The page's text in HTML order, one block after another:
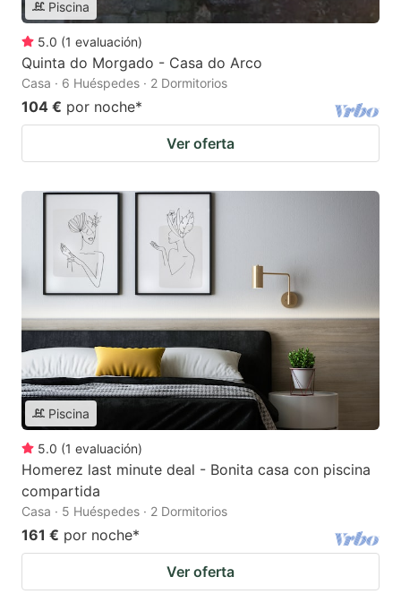
Piscina
5.0 (1 evaluación)
Quinta do Morgado - Casa do Arco
Casa · 6 Huéspedes · 2 Dormitorios
104 € por noche*
Ver oferta
Piscina
5.0 (1 evaluación)
Homerez last minute deal - Bonita casa con piscina
compartida
Casa · 5 Huéspedes · 2 Dormitorios
161 € por noche*
Ver oferta